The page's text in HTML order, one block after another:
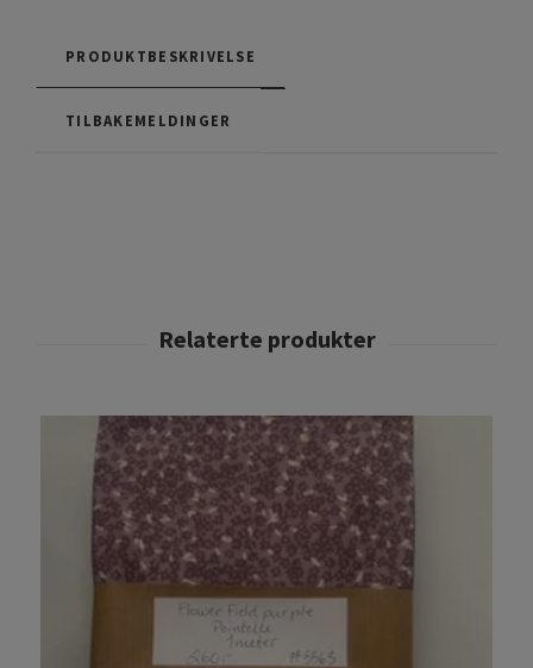
PRODUKTBESKRIVELSE
TILBAKEMELDINGER